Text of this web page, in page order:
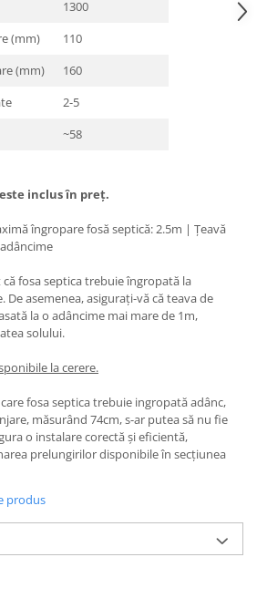
1300
(mm)
110
(mm)
160
2-5
~58
inclus în preț.
îngropare fosă septică: 2.5m | Țeavă
fosa septica trebuie îngropată la
De asemenea, asigurați-vă că teava de
la o adâncime mai mare de 1m,
solului.
la cerere.
fosa septica trebuie ingropată adânc,
măsurând 74cm, s-ar putea să nu fie
o instalare corectă și eficientă,
prelungirilor disponibile în secțiunea
produs